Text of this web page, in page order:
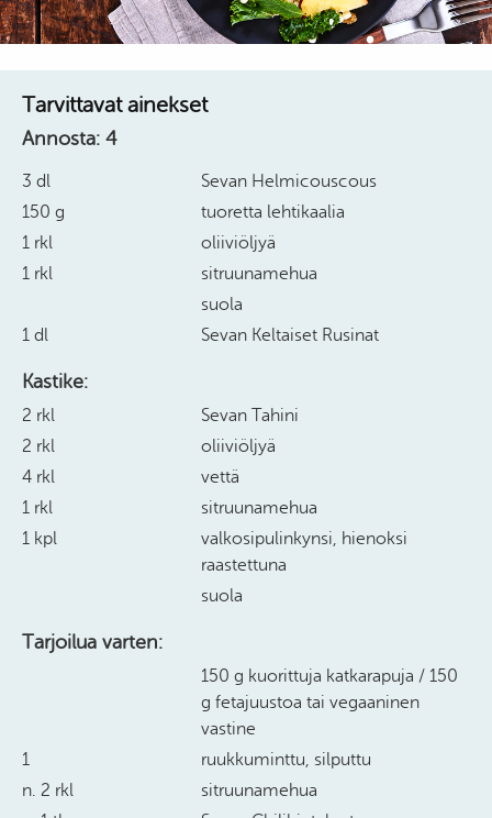
Tarvittavat ainekset
Annosta: 4
3 dl
Sevan Helmicouscous
150 g
tuoretta lehtikaalia
1 rkl
oliiviöljyä
1 rkl
sitruunamehua
suola
1 dl
Sevan Keltaiset Rusinat
Kastike:
2 rkl
Sevan Tahini
2 rkl
oliiviöljyä
4 rkl
vettä
1 rkl
sitruunamehua
1 kpl
valkosipulinkynsi, hienoksi
raastettuna
suola
Tarjoilua varten:
150 g kuorittuja katkarapuja / 150
g fetajuustoa tai vegaaninen
vastine
1
ruukkuminttu, silputtu
n. 2 rkl
sitruunamehua